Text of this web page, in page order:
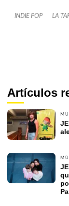
INDIE POP LA
Artículos